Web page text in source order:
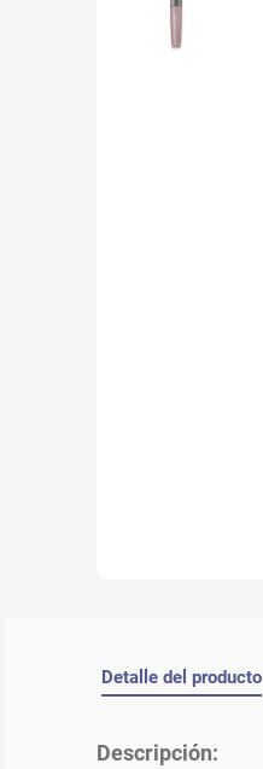
Detalle del producto
Descripción: